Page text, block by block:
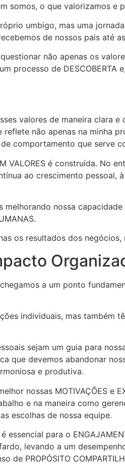
somos, o que valorizamos e
umbigo, mas uma
de nossos pais até
não apenas os
processo de DESCOBERTA
valores de maneira clara
não apenas na minha
comportamento que serve
VALORES é construída. No
ao crescimento
nossa
os resultados dos
a um ponto
individuais, mas também
sejam um guia para
que devemos abandonar
e produtiva.
nossas MOTIVAÇÕES e
e na maneira como
escolhas de nossa equipe.
para o
levando a um
de PROPÓSITO